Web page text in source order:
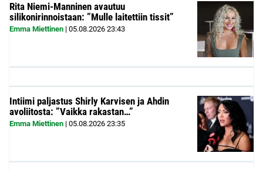
Rita Niemi-Manninen avautuu
silikonirinnoistaan: ”Mulle laitettiin tissit”
Emma Miettinen | 05.08.2026 23:43
Intiimi paljastus Shirly Karvisen ja Ahdin
avoliitosta: ”Vaikka rakastan…”
Emma Miettinen | 05.08.2026 23:35